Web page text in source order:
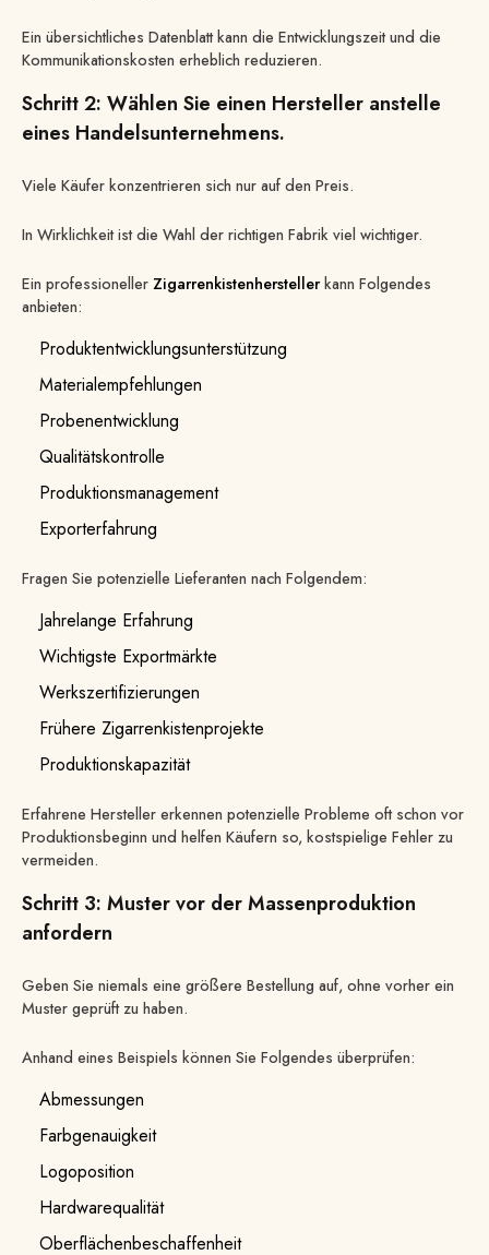
Ein übersichtliches Datenblatt kann die Entwicklungszeit und die
Kommunikationskosten erheblich reduzieren.
Schritt 2: Wählen Sie einen Hersteller anstelle
eines Handelsunternehmens.
Viele Käufer konzentrieren sich nur auf den Preis.
In Wirklichkeit ist die Wahl der richtigen Fabrik viel wichtiger.
Ein professioneller Zigarrenkistenherstellerkann Folgendes
anbieten:
Produktentwicklungsunterstützung
Materialempfehlungen
Probenentwicklung
Qualitätskontrolle
Produktionsmanagement
Exporterfahrung
Fragen Sie potenzielle Lieferanten nach Folgendem:
Jahrelange Erfahrung
Wichtigste Exportmärkte
Werkszertifizierungen
Frühere Zigarrenkistenprojekte
Produktionskapazität
Erfahrene Hersteller erkennen potenzielle Probleme oft schon vor
Produktionsbeginn und helfen Käufern so, kostspielige Fehler zu
vermeiden.
Schritt 3: Muster vor der Massenproduktion
anfordern
Geben Sie niemals eine größere Bestellung auf, ohne vorher ein
Muster geprüft zu haben.
Anhand eines Beispiels können Sie Folgendes überprüfen:
Abmessungen
Farbgenauigkeit
Logoposition
Hardwarequalität
Oberflächenbeschaffenheit